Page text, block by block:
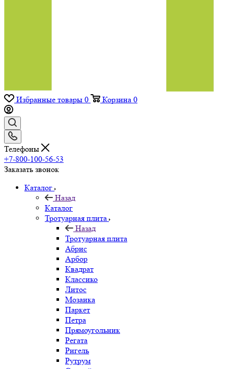
Избранные товары 0 Корзина 0
Телефоны
+7-800-100-56-53
Заказать звонок
Каталог
Назад
Каталог
Тротуарная плита
Назад
Тротуарная плита
Абрис
Арбор
Квадрат
Классико
Литос
Мозаика
Паркет
Петра
Прямоугольник
Регата
Ригель
Рутрум